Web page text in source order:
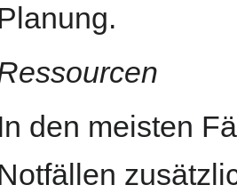
In den meisten